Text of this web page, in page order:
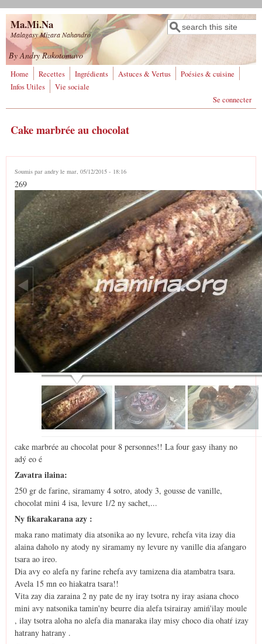
Aller au contenu principal
Ma.Mi.Na
Malagasy Mizara Nahandro
Formulaire de
recherche
Rechercher
By Andry Rakotomavo
Home Recettes Ingrédients Astuces & Vertus
Poésies & cuisine
Infos Utiles
Vie sociale
Se connecter
Cake marbrée au chocolat
Soumis par andry le mar, 05/12/2015 - 18:16
269
cake marbrée au chocolat pour 8 personnes!! La four gasy ihany no
adý eo é
Zavatra ilaina:
250 gr de farine, siramamy 4 sotro, atody 3, gousse de vanille,
chocolat mini 4 isa, levure 1/2 ny sachet,...
Ny fikarakarana azy :
maka rano matimaty dia atsonika ao ny levure, rehefa vita izay dia
alaina daholo ny atody ny siramamy ny levure ny vanille dia afangaro
tsara ao ireo.
Dia avy eo alefa ny farine rehefa avy tamizena dia atambatra tsara.
Avela 15 mn eo hiakatra tsara!!
Vita zay dia zaraina 2 ny pate de ny iray tsotra ny iray asiana choco
mini avy natsonika tamin'ny beurre dia alefa tsirairay amiń'ilay moule
, ilay tsotra aloha no alefa dia manaraka ilay misy choco dia ohatŕ izay
hatrany hatrany .